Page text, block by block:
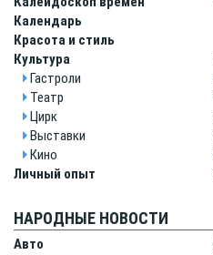
Календарь
Красота и стиль
Культура
Гастроли
Театр
Цирк
Выставки
Кино
Личный опыт
НАРОДНЫЕ НОВОСТИ
Авто